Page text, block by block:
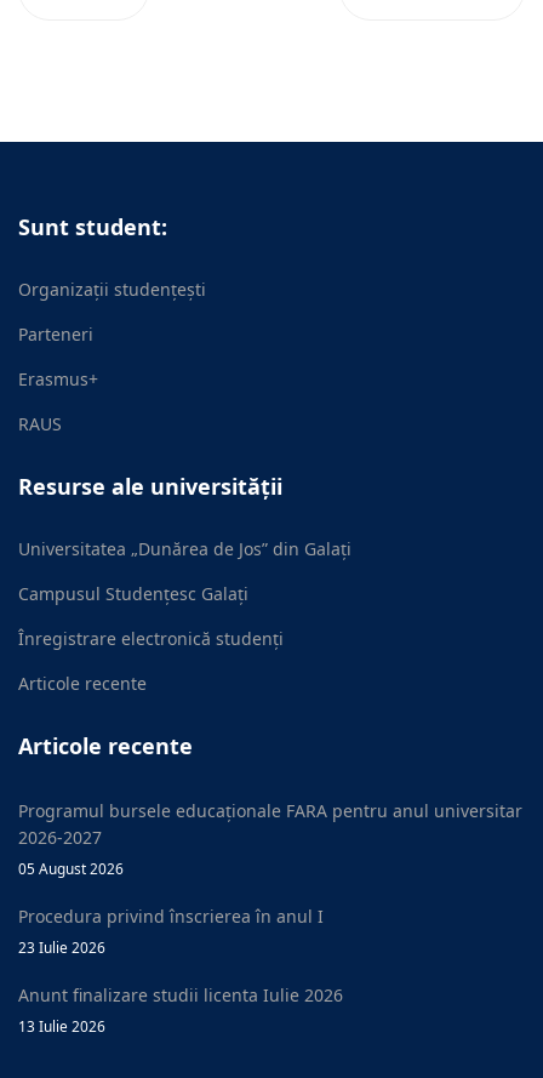
Sunt student:
Organizații studențești
Parteneri
Erasmus+
RAUS
Resurse ale universității
Universitatea „Dunărea de Jos” din Galați
Campusul Studențesc Galați
Înregistrare electronică studenți
Articole recente
Articole recente
Programul bursele educaționale FARA pentru anul universitar
2026-2027
05 August 2026
Procedura privind înscrierea în anul I
23 Iulie 2026
Anunt finalizare studii licenta Iulie 2026
13 Iulie 2026